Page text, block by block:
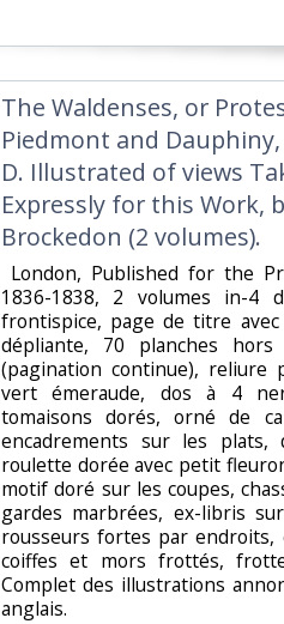
‎The Waldenses, or
Piedmont and
D. Illustrated of views
Expressly for this Work,
Brockedon (2 volumes).‎
London, Published for the
1836-1838, 2 volumes in-4
frontispice, page de titre
dépliante, 70 planches
(pagination continue),
vert émeraude, dos à 4
tomaisons dorés, orné de
encadrements sur les plats,
roulette dorée avec petit
motif doré sur les coupes,
gardes marbrées, ex-libris
rousseurs fortes par endroits,
coiffes et mors frottés,
Complet des illustrations
anglais.‎